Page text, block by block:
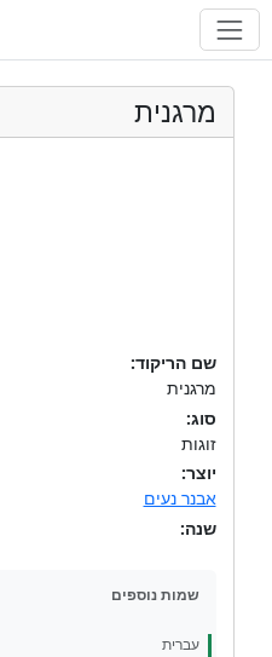
מרגנית
שם הריקוד:
מרגנית
סוג:
זוגות
יוצר:
אבנר נעים
שנה:
שמות נוספים
עברית